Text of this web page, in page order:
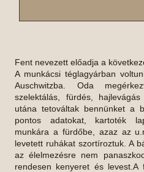
Fent nevezett előadja a
A munkácsi téglagyárban
Auschwitzba. Oda
szelektálás, fürdés,
utána tetováltak bennünket a
pontos adatokat, kartoték
munkára a fürdőbe, azaz az
levetett ruhákat szortíroztuk. A
az élelmezésre nem
rendesen kenyeret és levest.A